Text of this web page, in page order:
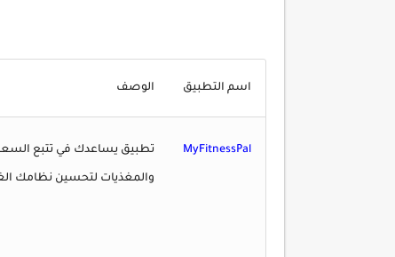
اسم التطبيق الوصف
MyFitnessPal تطبيق يساعدك في تتبع
والمغذيات لتحسين نظامك